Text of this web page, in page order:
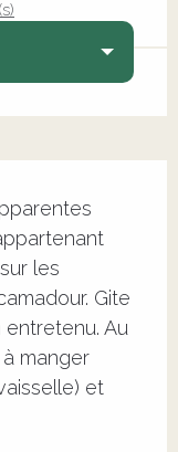
les
Gite
Au
manger
et